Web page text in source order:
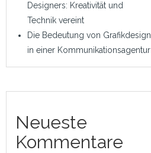
Designers: Kreativität und
Technik vereint
Die Bedeutung von Grafikdesign
in einer Kommunikationsagentur
Neueste
Kommentare